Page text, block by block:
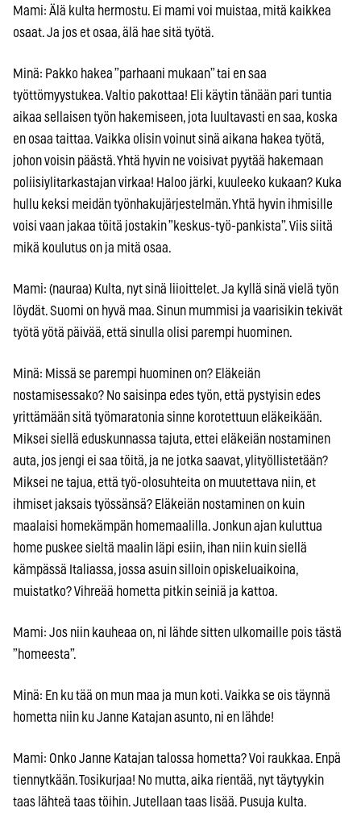
Mami: Älä kulta hermostu. Ei mami voi muistaa, mitä kaikkea
osaat. Ja jos et osaa, älä hae sitä työtä.
Minä: Pakko hakea ”parhaani mukaan” tai en saa
työttömyystukea. Valtio pakottaa! Eli käytin tänään pari tuntia
aikaa sellaisen työn hakemiseen, jota luultavasti en saa, koska
en osaa taittaa. Vaikka olisin voinut sinä aikana hakea työtä,
johon voisin päästä. Yhtä hyvin ne voisivat pyytää hakemaan
poliisiylitarkastajan virkaa! Haloo järki, kuuleeko kukaan? Kuka
hullu keksi meidän työnhakujärjestelmän. Yhtä hyvin ihmisille
voisi vaan jakaa töitä jostakin ”keskus-työ-pankista”. Viis siitä
mikä koulutus on ja mitä osaa.
Mami: (nauraa) Kulta, nyt sinä liioittelet. Ja kyllä sinä vielä työn
löydät. Suomi on hyvä maa. Sinun mummisi ja vaarisikin tekivät
työtä yötä päivää, että sinulla olisi parempi huominen.
Minä: Missä se parempi huominen on? Eläkeiän
nostamisessako? No saisinpa edes työn, että pystyisin edes
yrittämään sitä työmaratonia sinne korotettuun eläkeikään.
Miksei siellä eduskunnassa tajuta, ettei eläkeiän nostaminen
auta, jos jengi ei saa töitä, ja ne jotka saavat, ylityöllistetään?
Miksei ne tajua, että työ-olosuhteita on muutettava niin, et
ihmiset jaksais työssänsä? Eläkeiän nostaminen on kuin
maalaisi homekämpän homemaalilla. Jonkun ajan kuluttua
home puskee sieltä maalin läpi esiin, ihan niin kuin siellä
kämpässä Italiassa, jossa asuin silloin opiskeluaikoina,
muistatko? Vihreää hometta pitkin seiniä ja kattoa.
Mami: Jos niin kauheaa on, ni lähde sitten ulkomaille pois tästä
”homeesta”.
Minä: En ku tää on mun maa ja mun koti. Vaikka se ois täynnä
hometta niin ku Janne Katajan asunto, ni en lähde!
Mami: Onko Janne Katajan talossa hometta? Voi raukkaa. Enpä
tiennytkään. Tosikurjaa! No mutta, aika rientää, nyt täytyykin
taas lähteä taas töihin. Jutellaan taas lisää. Pusuja kulta.